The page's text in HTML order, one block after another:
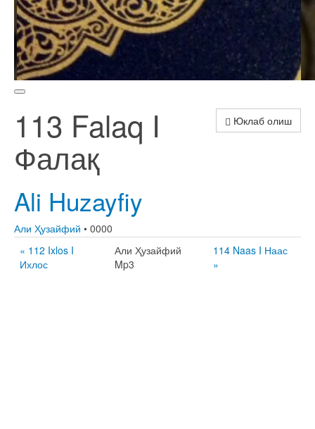
Юклаб олиш
113 Falaq I
Фалақ
Ali Huzayfiy
Али Ҳузайфий • 0000
« 112 Ixlos I
Ихлос
Али Ҳузайфий
Mp3
114 Naas I Наас
»